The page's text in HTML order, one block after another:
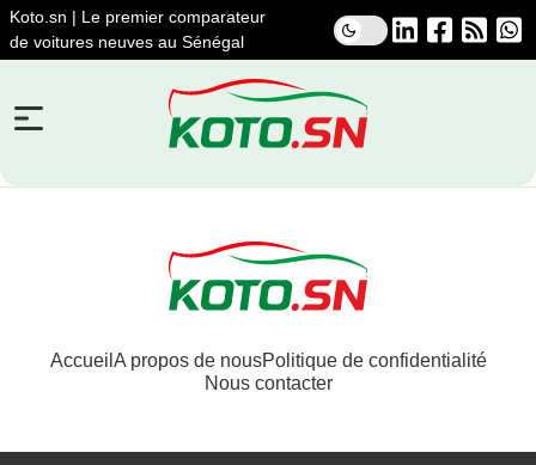
Koto.sn | Le premier comparateur
de voitures neuves au Sénégal
Accueil A propos de nousPolitique de confidentialité
Nous contacter